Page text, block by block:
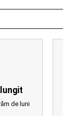
de luni